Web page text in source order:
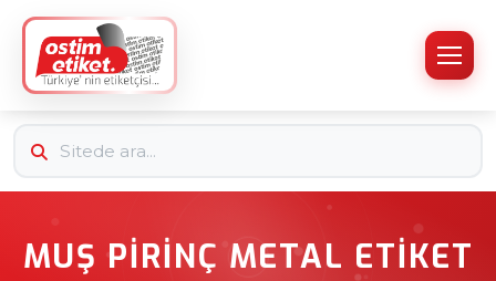
MUŞ PIRINÇ METAL ETIKET